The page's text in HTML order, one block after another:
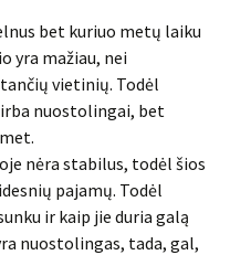
bet kuriuo metų laiku
yra mažiau, nei
vietinių. Todėl
nuostolingai, bet
nėra stabilus, todėl šios
pajamų. Todėl
ir kaip jie duria galą
nuostolingas, tada, gal,